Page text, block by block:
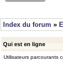
Index du forum »
Qui est en ligne
Utilisateurs parcourants